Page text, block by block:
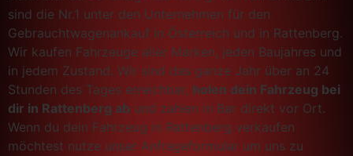
sind die Nr.1 unter den Unternehmen für den
Gebrauchtwagenankauf in Österreich und in Rattenberg.
Wir kaufen Fahrzeuge aller Marken, jeden Baujahres und
in jedem Zustand. Wir sind das ganze Jahr über an 24
Stunden des Tages erreichbar, holen dein Fahrzeug bei
dir in Rattenberg ab und zahlen in Bar direkt vor Ort.
Wenn du dein Fahrzeug in Rattenberg verkaufen
möchtest nutze unser Anfrageformular um uns zu